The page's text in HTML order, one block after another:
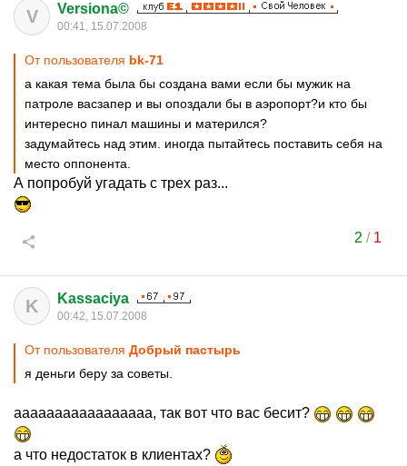
V Versiona©
00:41, 15.07.2008
От пользователя bk-71
а какая тема была бы создана вами если бы мужик на
патроле васзапер и вы опоздали бы в аэропорт?и кто бы
интересно пинал машины и матерился?
задумайтесь над этим. иногда пытайтесь поставить себя на
место оппонента.
А попробуй угадать с трех раз...
2 / 1
K Kassaciya
00:42, 15.07.2008
От пользователя Добрый пастырь
я деньги беру за советы.
ааааааааааааааааа, так вот что вас бесит?
а что недостаток в клиентах?